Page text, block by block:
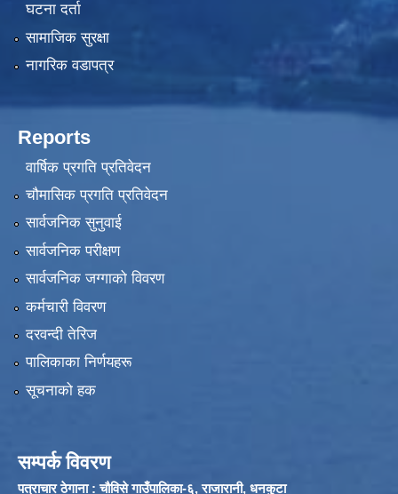
घटना दर्ता
सामाजिक सुरक्षा
नागरिक वडापत्र
Reports
वार्षिक प्रगति प्रतिवेदन
चौमासिक प्रगति प्रतिवेदन
सार्वजनिक सुनुवाई
सार्वजनिक परीक्षण
सार्वजनिक जग्गाको विवरण
कर्मचारी विवरण
दरवन्दी तेरिज
पालिकाका निर्णयहरू
सूचनाको हक
सम्पर्क विवरण
पत्राचार ठेगाना: चौविसे गाउँपालिका-६, राजारानी, धनकुटा